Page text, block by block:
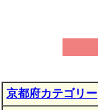
京都府カテゴリー